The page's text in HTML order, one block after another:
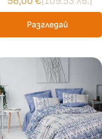
Разгледай